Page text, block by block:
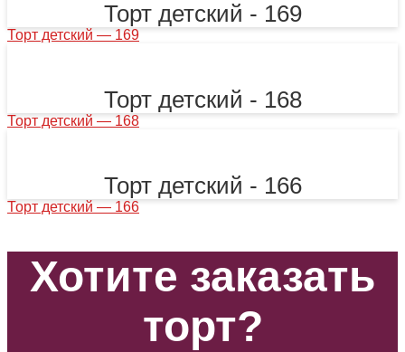
Торт детский - 169
Торт детский — 169
Торт детский - 168
Торт детский — 168
Торт детский - 166
Торт детский — 166
Хотите заказать
торт?